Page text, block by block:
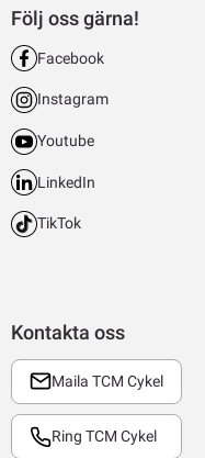
Kontakta oss
Maila TCM Cykel
Ring TCM Cykel
Följ oss gärna!
Facebook
Instagram
Youtube
LinkedIn
TikTok